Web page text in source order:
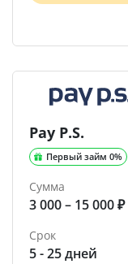
Pay P.S.
Первый займ 0%
Сумма
3 000 – 15 000 ₽
Срок
5 - 25 дней